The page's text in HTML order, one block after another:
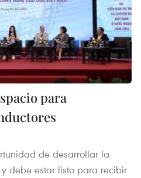
para
de desarrollar la
debe estar listo para recibir